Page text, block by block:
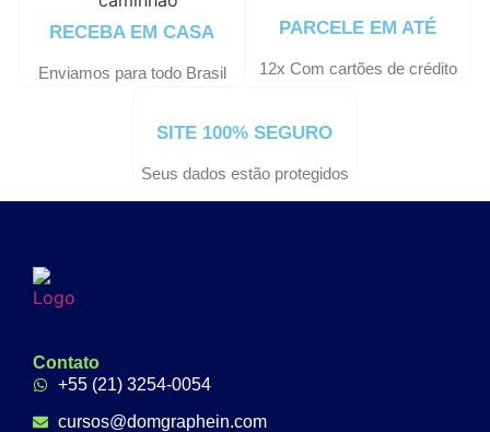
RECEBA EM CASA
Enviamos para todo Brasil
PARCELE EM ATÉ
12x Com cartões de crédito
SITE 100% SEGURO
Seus dados estão protegidos
Contato
+55 (21) 3254-0054
cursos@domgraphein.com